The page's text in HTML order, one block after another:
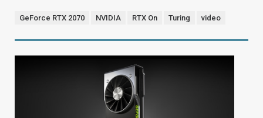
GeForce RTX 2070 NVIDIA RTX On Turing video